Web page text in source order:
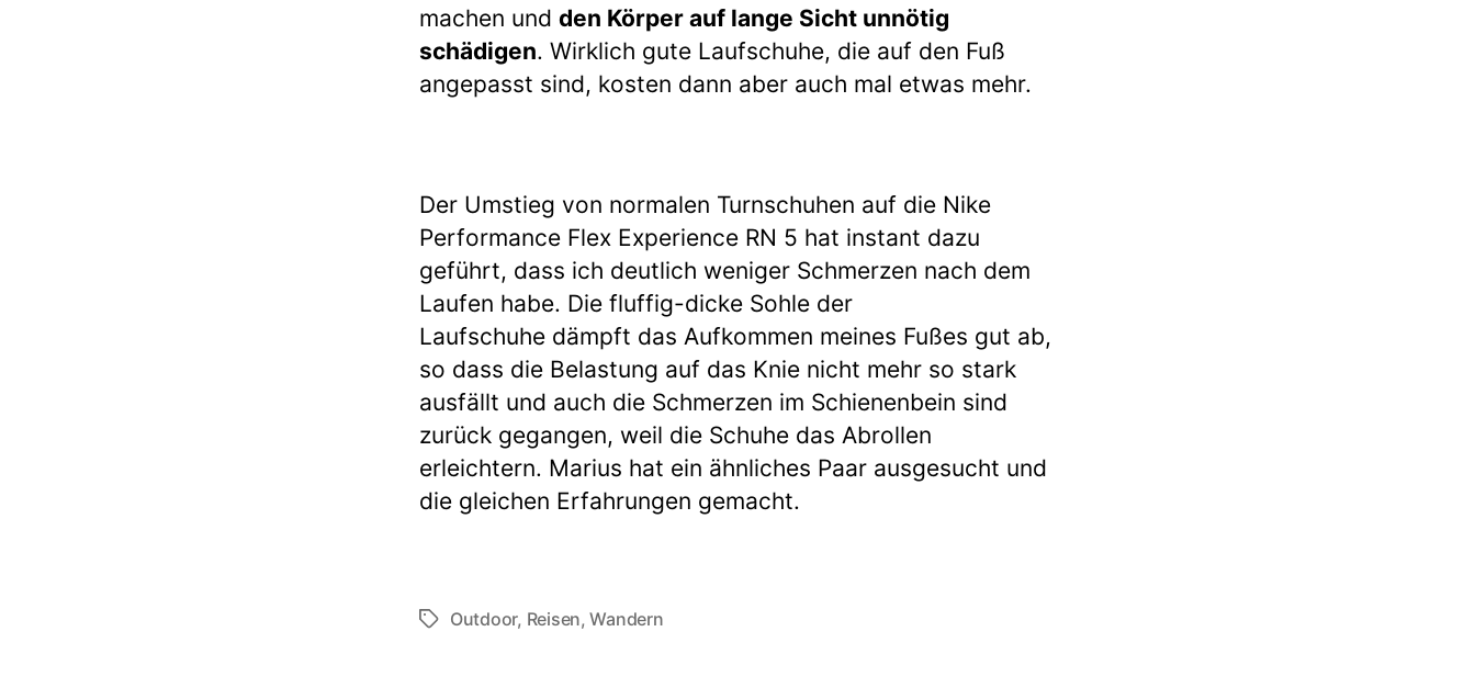
machen und den Körper auf lange Sicht unnötig
schädigen. Wirklich gute Laufschuhe, die auf den Fuß
angepasst sind, kosten dann aber auch mal etwas mehr.
Der Umstieg von normalen Turnschuhen auf die Nike
Performance Flex Experience RN 5 hat instant dazu
geführt, dass ich deutlich weniger Schmerzen nach dem
Laufen habe. Die fluffig-dicke Sohle der
Laufschuhe dämpft das Aufkommen meines Fußes gut ab,
so dass die Belastung auf das Knie nicht mehr so stark
ausfällt und auch die Schmerzen im Schienenbein sind
zurück gegangen, weil die Schuhe das Abrollen
erleichtern. Marius hat ein ähnliches Paar ausgesucht und
die gleichen Erfahrungen gemacht.
Schlagwörter
Outdoor, Reisen,Wandern